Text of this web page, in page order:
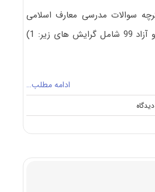
سوالات مدرسی معارف اسلامی
کنکور دکتری سراسری و آزاد 99 شامل گرایش های زیر: 1)
ادامه مطلب…
on
دانلود
مدرسی